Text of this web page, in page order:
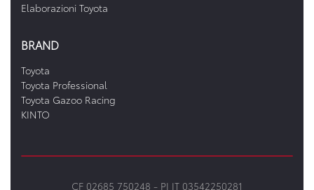
Elaborazioni Toyota
BRAND
Toyota
Toyota Professional
Toyota Gazoo Racing
KINTO
CF 02685 750248 - PI IT 03542250281